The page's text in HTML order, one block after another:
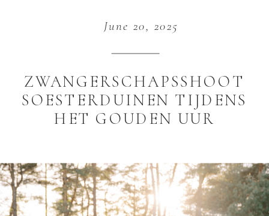
Onlangs mocht ik Stephanie en Ivan
fotograferen tijdens hun
June 20, 2025
ZWANGERSCHAPSSHOOT
SOESTERDUINEN TIJDENS
HET GOUDEN UUR